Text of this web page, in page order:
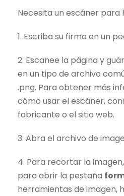
Necesita un escáner para
1. Escriba su firma en un
2. Escanee la página y
en un tipo de archivo
.png. Para obtener más
cómo usar el escáner,
fabricante o el sitio web.
3. Abra el archivo de
4. Para recortar la
para abrir la pestaña
herramientas de imagen,